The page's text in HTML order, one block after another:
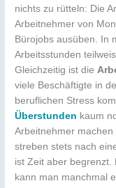
nichts zu rütteln: Die
Arbeitnehmer von
Bürojobs ausüben. In
Arbeitsstunden
Gleichzeitig ist die
viele Beschäftigte in
beruflichen Stress
Überstunden kaum
Arbeitnehmer machen
streben stets nach
ist Zeit aber begrenzt.
kann man manchmal